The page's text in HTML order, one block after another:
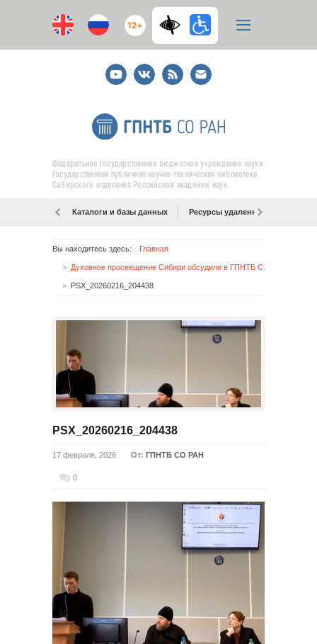
12+
YoutubeВКонтакте
RSS
E-
mail
подписка
Федеральное государственное бюджетное учреждение науки
Государственная публичная научно-техническая библиотека
Сибирского отделения Российской академии наук
Каталоги и базы данных Ресурсы удаленного доступа
Вы находитесь здесь: Главная
PSX_20260216_204438
PSX_20260216_204438
17 февраля, 2026 От: ГПНТБ СО РАН
0